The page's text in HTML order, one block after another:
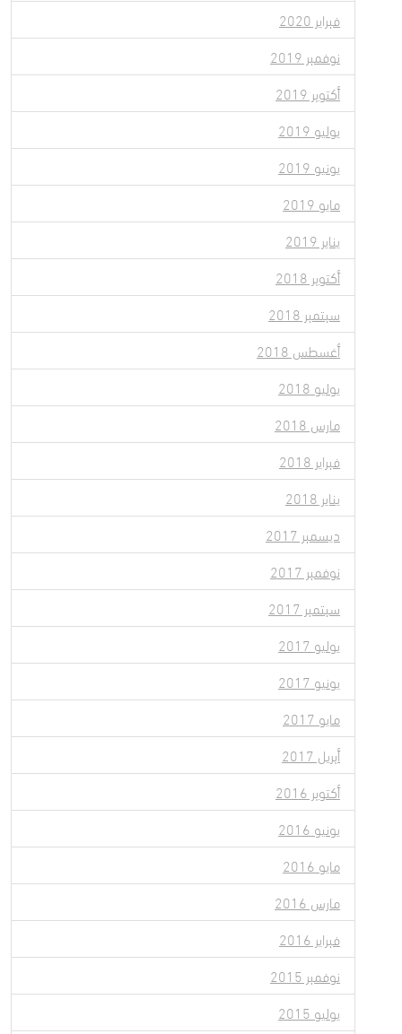
فبراير 2020
نوفمبر 2019
أكتوبر 2019
يوليو 2019
يونيو 2019
مايو 2019
يناير 2019
أكتوبر 2018
سبتمبر 2018
أغسطس 2018
يوليو 2018
مارس 2018
فبراير 2018
يناير 2018
ديسمبر 2017
نوفمبر 2017
سبتمبر 2017
يوليو 2017
يونيو 2017
مايو 2017
أبريل 2017
أكتوبر 2016
يونيو 2016
مايو 2016
مارس 2016
فبراير 2016
نوفمبر 2015
يوليو 2015